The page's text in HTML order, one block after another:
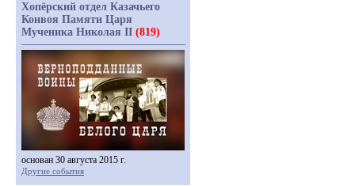
Хопёрский отдел Казачьего
Конвоя Памяти Царя
Мученика Николая II (819)
основан 30 августа 2015 г.
Другие события